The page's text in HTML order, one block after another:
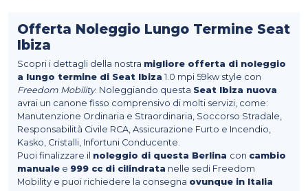
Offerta Noleggio Lungo Termine Seat
Ibiza
Scopri i dettagli della nostra migliore offerta di noleggio
a lungo termine di Seat Ibiza 1.0 mpi 59kw style con
Freedom Mobility. Noleggiando questa Seat Ibiza nuova
avrai un canone fisso comprensivo di molti servizi, come:
Manutenzione Ordinaria e Straordinaria, Soccorso Stradale,
Responsabilità Civile RCA, Assicurazione Furto e Incendio,
Kasko, Cristalli, Infortuni Conducente.
Puoi finalizzare il noleggio di questa Berlina con cambio
manualee 999 cc di cilindrata nelle sedi Freedom
Mobility e puoi richiedere la consegna ovunque in Italia